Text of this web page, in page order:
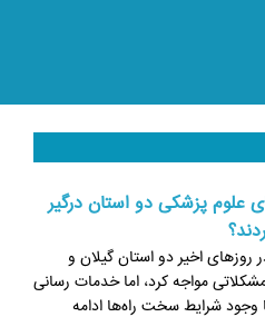
علوم پزشکی دو استان درگیر
روزهای اخیر دو استان گیلان و
مشکلاتی مواجه کرد، اما خدمات رسانی
وجود شرایط سخت راه‌ها ادامه